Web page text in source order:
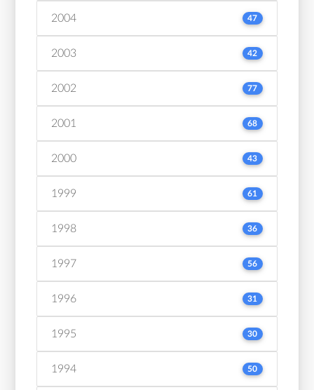
2004 47
2003 42
2002 77
2001 68
2000 43
1999 61
1998 36
1997 56
1996 31
1995 30
1994 50